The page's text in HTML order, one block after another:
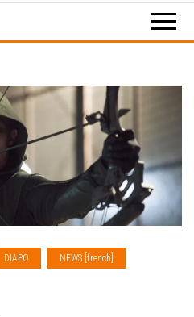
DIAPO NEWS [french]